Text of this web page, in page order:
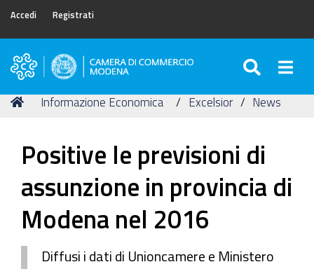
Accedi Registrati
Camera
Commercio
Tu
Home
Informazione Economica Excelsior News
Positive le previsioni di
assunzione in provincia di
Modena nel 2016
Diffusi i dati di Unioncamere e Ministero